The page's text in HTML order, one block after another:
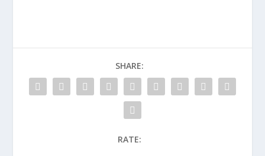
SHARE:
RATE: